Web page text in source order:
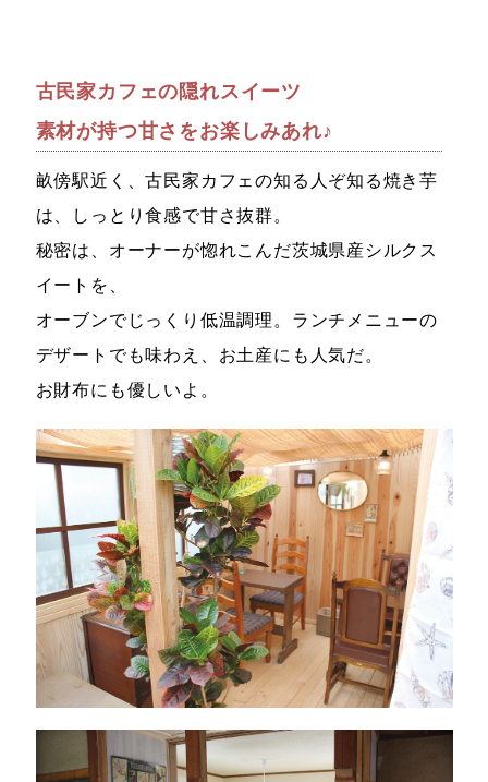
古民家カフェの隠れスイーツ
素材が持つ甘さをお楽しみあれ♪
畝傍駅近く、古民家カフェの知る人ぞ知る焼き芋
は、しっとり食感で甘さ抜群。
秘密は、オーナーが惚れこんだ茨城県産シルクス
イートを、
オーブンでじっくり低温調理。ランチメニューの
デザートでも味わえ、お土産にも人気だ。
お財布にも優しいよ。